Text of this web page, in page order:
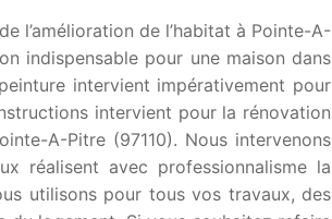
l’amélioration de l’habitat à Pointe-A-
indispensable pour une maison dans
intervient impérativement pour
intervient pour la rénovation
A-Pitre (97110). Nous intervenons
réalisent avec professionnalisme la
utilisons pour tous vos travaux, des